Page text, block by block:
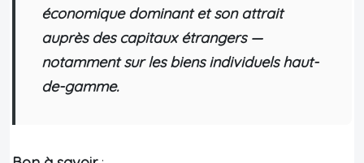
économique dominant et son attrait
auprès des capitaux étrangers —
notamment sur les biens individuels haut-
de-gamme.